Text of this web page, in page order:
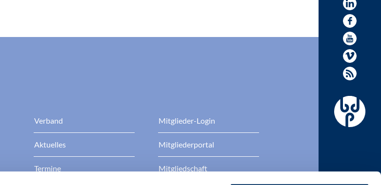
Verband
Aktuelles
Termine
Mitglieder-Login
Mitgliederportal
Mitgliedschaft